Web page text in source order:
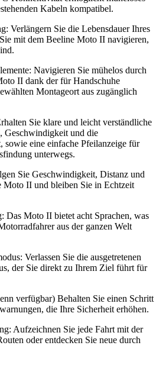
Kabeln kompatibel.
Verlängern Sie die Lebensdauer Ihres
mit dem Beeline Moto II navigieren,
Navigieren Sie mühelos durch
II dank der für Handschuhe
Montageort aus zugänglich
Sie klare und leicht verständliche
Geschwindigkeit und die
sowie eine einfache Pfeilanzeige für
unterwegs.
Sie Geschwindigkeit, Distanz und
Moto II und bleiben Sie in Echtzeit
Das Moto II bietet acht Sprachen, was
aus der ganzen Welt
Verlassen Sie die ausgetretenen
der Sie direkt zu Ihrem Ziel führt für
verfügbar) Behalten Sie einen Schritt
die Ihre Sicherheit erhöhen.
Aufzeichnen Sie jede Fahrt mit der
oder entdecken Sie neue durch